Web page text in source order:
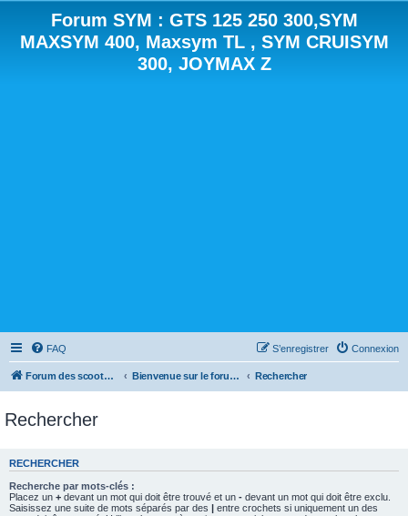
Forum SYM : GTS 125 250 300,SYM
MAXSYM 400, Maxsym TL , SYM CRUISYM
300, JOYMAX Z
FAQ Connexion
S’enregistrer
Forum des scooters SYM - GTS -MAXSYM - CRUISYM - JOYMAX - Maxsym TL Bienvenue sur le forum des scooters de la gamme SYM Rechercher
Rechercher
RECHERCHER
Recherche par mots-clés :
Placez un + devant un mot qui doit être trouvé et un - devant un mot qui doit être exclu.
Saisissez une suite de mots séparés par des | entre crochets si uniquement un des